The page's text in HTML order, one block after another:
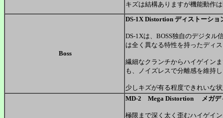
キズは結構ありますが機能動
Boss
DS-1X Distortion ディストーショ
DS-1Xは、BOSS独自のデジタル
は全く異なる特性を持ったディ
繊細なクランチからハイゲイン
も、ノイズレスで分離感を維持
少しキズが有る程度できれいな
MD-2 Mega Distortion メガデ
極限まで深く太く歪むハイゲイ